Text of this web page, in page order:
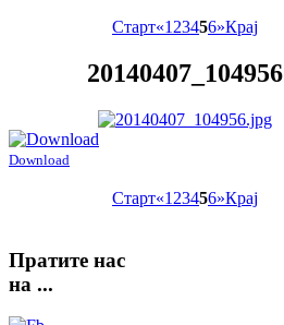
Старт«1 23456»Крај
20140407_104956
Download
Старт«1 23456»Крај
Пратите нас
на ...